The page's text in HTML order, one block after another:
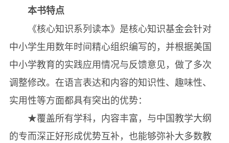
用反射创造一个全等图形
Mutually Exclusive Events
互斥事件
Graphing a Function
绘制函数图
Ⅵ. Science
科 学
Earth’s Origins
本书特点
《核心知识系列读本》是核心知识基金会针对
中小学生用数年时间精心组织编写的，并根据美国
中小学教育的实践应用情况与反馈意见，做了多次
调整修改。在语言表达和内容的知识性、趣味性、
实用性等方面都具有突出的优势：
★覆盖所有学科，内容丰富，与中国教学大纲
的专而深正好形成优势互补，也能够弥补大多数教